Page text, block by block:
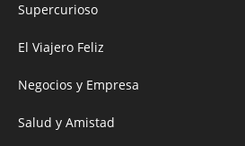
Supercurioso
El Viajero Feliz
Negocios y Empresa
Salud y Amistad